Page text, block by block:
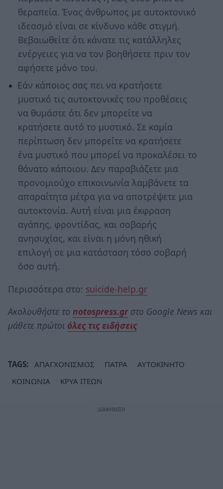
θεραπεία. Ένας άνθρωπος με αυτοκτονικό
ιδεασμό είναι σε κίνδυνο κάθε στιγμή.
Βεβαιωθείτε ότι κάνατε τις κατάλληλες
ενέργειες για να τον βοηθήσετε πριν τον
αφήσετε μόνο του.
Εάν κάποιος σας πει να κρατήσετε
μυστικό τις αυτοκτονικές του προθέσεις
να θυμάστε ότι δεν μπορείτε να
κρατήσετε αυτό το μυστικό. Σε καμία
περίπτωση δεν μπορείτε να κρατήσετε
ένα μυστικό που μπορεί να προκαλέσει το
θάνατο κάποιου. Δεν παραβιάζετε μια
προνομιούχο επικοινωνία λαμβάνετε τα
απαραίτητα μέτρα για να αποτρέψετε μια
αυτοκτονία. Αυτή είναι μια έκφραση
αγάπης, φροντίδας, και σοβαρής
ανησυχίας, και είναι η μόνη ηθική
επιλογή σε μια κατάσταση τόσο σοβαρή
όσο αυτή.
Περισσότερα στο: suicide-help.gr
Ακολουθήστε το notospress.grστο Google News και
μάθετε πρώτοι όλες τις ειδήσεις
TAGS: ΑΠΑΓΧΟΝΙΣΜΟΣ ΠΑΤΡΑ
ΑΥΤΟΚΙΝΗΤΟ
ΚΟΙΝΩΝΙΑ
ΚΡΥΑ ΙΤΕΩΝ